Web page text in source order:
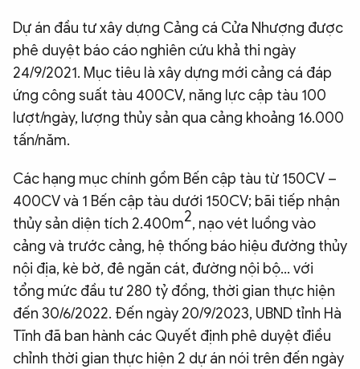
Dự án đầu tư xây dựng Cảng cá Cửa Nhượng được
phê duyệt báo cáo nghiên cứu khả thi ngày
24/9/2021. Mục tiêu là xây dựng mới cảng cá đáp
ứng công suất tàu 400CV, năng lực cập tàu 100
lượt/ngày, lượng thủy sản qua cảng khoảng 16.000
tấn/năm.
Các hạng mục chính gồm Bến cập tàu từ 150CV –
400CV và 1 Bến cập tàu dưới 150CV; bãi tiếp nhận
thủy sản diện tích 2.400m2, nạo vét luồng vào
cảng và trước cảng, hệ thống báo hiệu đường thủy
nội địa, kè bờ, đê ngăn cát, đường nội bộ... với
tổng mức đầu tư 280 tỷ đồng, thời gian thực hiện
đến 30/6/2022. Đến ngày 20/9/2023, UBND tỉnh Hà
Tĩnh đã ban hành các Quyết định phê duyệt điều
chỉnh thời gian thực hiện 2 dự án nói trên đến ngày